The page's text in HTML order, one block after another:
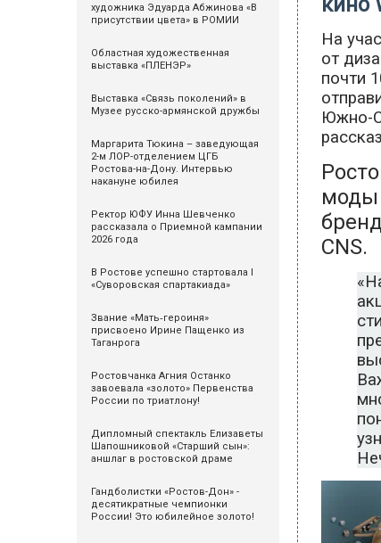
художника Эдуарда Абжинова «В
присутствии цвета» в РОМИИ
Областная художественная
выставка «ПЛЕНЭР»
Выставка «Связь поколений» в
Музее русско-армянской дружбы
Маргарита Тюкина – заведующая
2-м ЛОР-отделением ЦГБ
Ростова-на-Дону. Интервью
накануне юбилея
Ректор ЮФУ Инна Шевченко
рассказала о Приемной кампании
2026 года
В Ростове успешно стартовала I
«Суворовская спартакиада»
Звание «Мать‑героиня»
присвоено Ирине Пащенко из
Таганрога
Ростовчанка Агния Останко
завоевала «золото» Первенства
России по триатлону!
Дипломный спектакль Елизаветы
Шапошниковой «Старший сын»:
аншлаг в ростовской драме
Гандболистки «Ростов-Дон» -
десятикратные чемпионки
России! Это юбилейное золото!
На
от
почти
Южно-
моды
CNS.